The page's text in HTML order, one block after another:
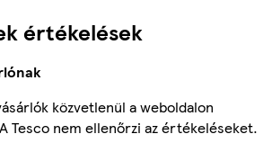
értékelések
közvetlenül a weboldalon
Tesco nem ellenőrzi az értékeléseket.